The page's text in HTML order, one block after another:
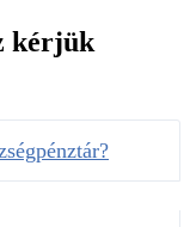
kérjük